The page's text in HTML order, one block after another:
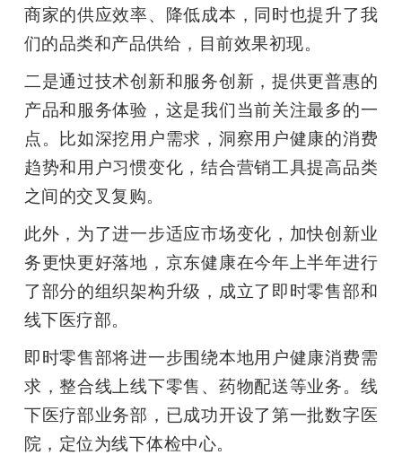
商家的供应效率、降低成本，同时也提升了我
们的品类和产品供给，目前效果初现。
二是通过技术创新和服务创新，提供更普惠的
产品和服务体验，这是我们当前关注最多的一
点。比如深挖用户需求，洞察用户健康的消费
趋势和用户习惯变化，结合营销工具提高品类
之间的交叉复购。
此外，为了进一步适应市场变化，加快创新业
务更快更好落地，京东健康在今年上半年进行
了部分的组织架构升级，成立了即时零售部和
线下医疗部。
即时零售部将进一步围绕本地用户健康消费需
求，整合线上线下零售、药物配送等业务。线
下医疗部业务部，已成功开设了第一批数字医
院，定位为线下体检中心。